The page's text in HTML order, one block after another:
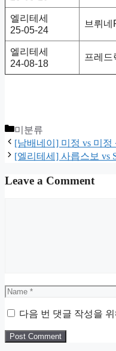
엘리테세
25-05-24
브뤼네
엘리테세
24-08-18
프레드
Categories
미분류
[남배네이] 미정 vs 미
[엘리테세] 사릅스보 vs
Leave a Comment
Name
다음 번 댓글 작성을